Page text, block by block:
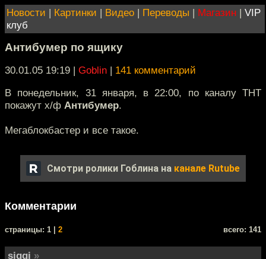
Новости | Картинки | Видео | Переводы | Магазин | VIP
клуб
Антибумер по ящику
30.01.05 19:19 | Goblin | 141 комментарий
В понедельник, 31 января, в 22:00, по каналу ТНТ
покажут х/ф Антибумер.
Мегаблокбастер и все такое.
Смотри ролики Гоблина на канале Rutube
Комментарии
cтраницы: 1 | 2 всего: 141
siggi »